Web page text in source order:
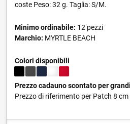
coste Peso: 32 g. Taglia: S/M.
Minimo ordinabile: 12 pezzi
Marchio: MYRTLE BEACH
Colori disponibili
Prezzo cadauno scontato per
Prezzo di riferimento per Patch 8 cm